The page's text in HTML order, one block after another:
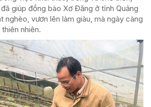
giúp đồng bào Xơ Đăng ở tỉnh Quảng
nghèo, vươn lên làm giàu, mà ngày càng
nhiên.